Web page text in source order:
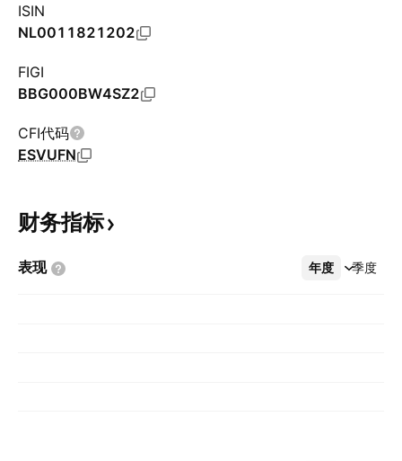
ISIN
NL0011821202
FIGI
BBG000BW4SZ2
CFI代码
ESVUFN
财务指标
表现 年度 季度
更多